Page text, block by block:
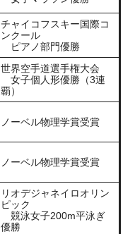
チャイコフスキー国際コ
ンクール
ピアノ部門優勝
世界空手道選手権大会
女子個人形優勝（3連
覇）
ノーベル物理学賞受賞
ノーベル物理学賞受賞
リオデジャネイロオリン
ピック
競泳女子200m平泳ぎ
優勝